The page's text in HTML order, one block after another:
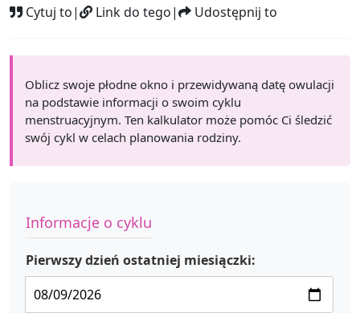
Cytuj to| Link do tego| Udostępnij to
Oblicz swoje płodne okno i przewidywaną datę owulacji
na podstawie informacji o swoim cyklu
menstruacyjnym. Ten kalkulator może pomóc Ci śledzić
swój cykl w celach planowania rodziny.
Informacje o cyklu
Pierwszy dzień ostatniej miesiączki: